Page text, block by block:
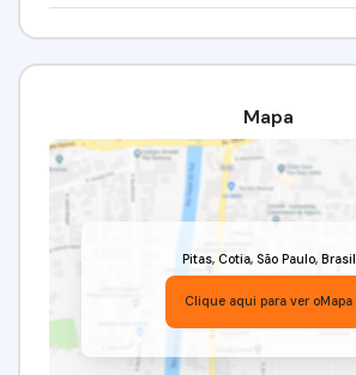
Mapa
Pitas, Cotia, São Paulo, Brasil
Clique aqui para ver oMapa